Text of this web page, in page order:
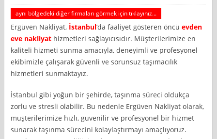
aynı bölgedeki diğer firmaları görmek için tıklayınız...
Ergüven Nakliyat, İstanbul‘da faaliyet gösteren öncüevden
eve nakliyat hizmetleri sağlayıcısıdır. Müşterilerimize en
kaliteli hizmeti sunma amacıyla, deneyimli ve profesyonel
ekibimizle çalışarak güvenli ve sorunsuz taşımacılık
hizmetleri sunmaktayız.
İstanbul gibi yoğun bir şehirde, taşınma süreci oldukça
zorlu ve stresli olabilir. Bu nedenle Ergüven Nakliyat olarak,
müşterilerimize hızlı, güvenilir ve profesyonel bir hizmet
sunarak taşınma sürecini kolaylaştırmayı amaçlıyoruz.